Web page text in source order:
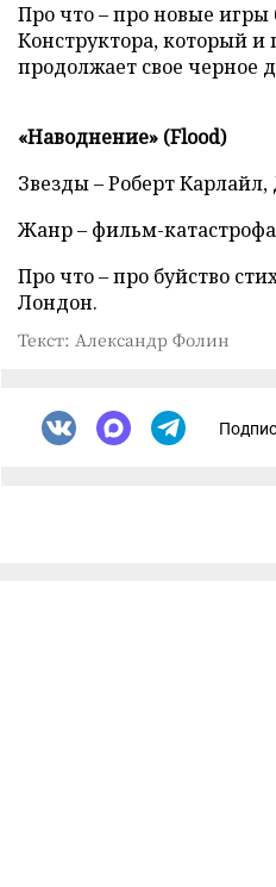
Про что – про новые игры
Конструктора, который и
продолжает свое черное
«Наводнение» (Flood)
Звезды – Роберт
Жанр – фильм-катастрофа
Про что – про буйство
Лондон.
Текст: Александр Фолин